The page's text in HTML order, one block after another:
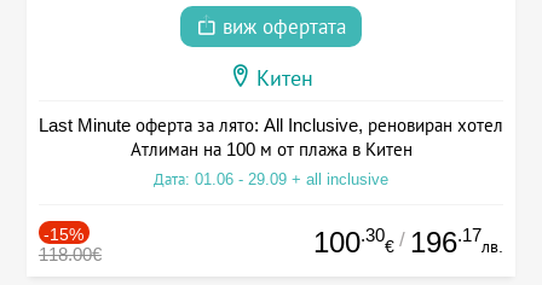
виж офертата
Китен
Last Minute оферта за лято: All Inclusive, реновиран хотел
Атлиман на 100 м от плажа в Китен
Дата: 01.06 - 29.09 + all inclusive
-15%
118.00€ 100.30
€ / 196.17
лв.